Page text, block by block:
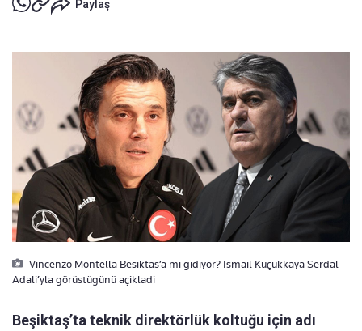
Paylaş
Vincenzo Montella Besiktas’a mi gidiyor? Ismail Küçükkaya Serdal
Adali’yla görüstügünü açikladi
Beşiktaş’ta teknik direktörlük koltuğu için adı